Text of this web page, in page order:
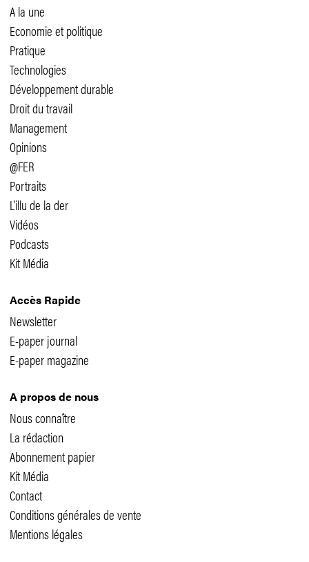
A la une
Economie et politique
Pratique
Technologies
Développement durable
Droit du travail
Management
Opinions
@FER
Portraits
L'illu de la der
Vidéos
Podcasts
Kit Média
Accès Rapide
Newsletter
E-paper journal
E-paper magazine
A propos de nous
Nous connaître
La rédaction
Abonnement papier
Kit Média
Contact
Conditions générales de vente
Mentions légales